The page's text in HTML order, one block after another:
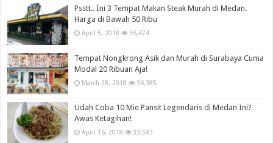
Psstt.. Ini 3 Tempat Makan Steak Murah di Medan.
Harga di Bawah 50 Ribu
April 5, 2018 36,474
Tempat Nongkrong Asik dan Murah di Surabaya Cuma
Modal 20 Ribuan Aja!
March 28, 2018 36,385
Udah Coba 10 Mie Pansit Legendaris di Medan Ini?
Awas Ketagihan!
April 16, 2018 33,583